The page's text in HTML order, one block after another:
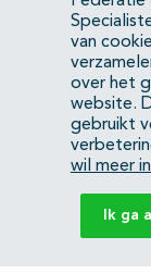
(088) 505 34 34
YouTube
KvK Federatie
Privacyverklaring
van
over het
website.
gebruikt
wil meer
Ik ga